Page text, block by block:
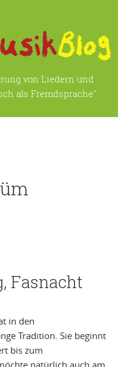
von Liedern und
als Fremdsprache"
Fasnacht
in den
Tradition. Sie beginnt
bis zum
natürlich auch am